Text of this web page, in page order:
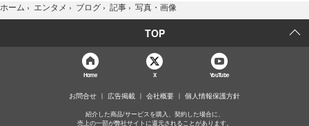
ホーム › エンタメ › ブログ › 記事 › 写真・画像
TOP
Home X YouTube
お問合せ 広告掲載 会社概要 個人情報保護方針
紹介した商品/サービスを購入、契約した場合に、
売上の一部が弊社サイトに還元されることがあります。